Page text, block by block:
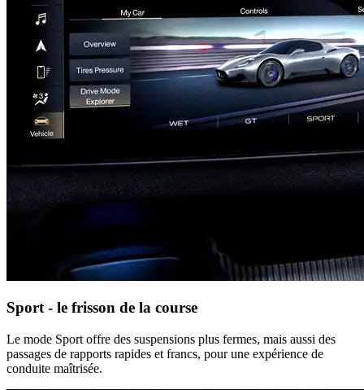
Sport - le frisson de la course
Le mode Sport offre des suspensions plus fermes, mais aussi des
passages de rapports rapides et francs, pour une expérience de
conduite maîtrisée.